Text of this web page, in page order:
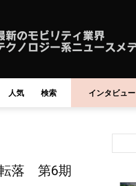
人気 検索 インタビュー
転落 第6期